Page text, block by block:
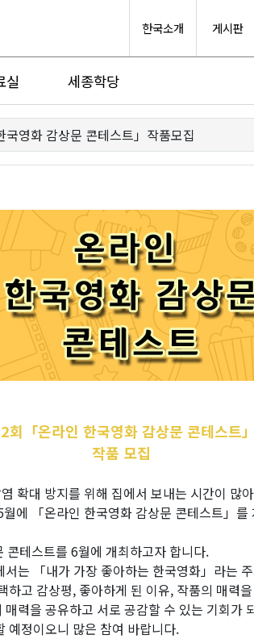
한국소개 게시판
실 세종학당
영화 감상문 콘테스트」작품모집
회「온라인 한국영화 감상문 콘테스트」
작품 모집
확대 방지를 위해 집에서 보내는 시간이 많
에 「온라인 한국영화 감상문 콘테스트」
테스트를 6월에 개최하고자 합니다.
는 「내가 가장 좋아하는 한국영화」라는
하고 감상평, 좋아하게 된 이유, 작품의 매력
력을 공유하고 서로 공감할 수 있는 기회가
예정이오니 많은 참여 바랍니다.